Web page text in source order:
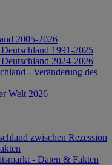
2005-2026
1991-2025
2024-2026
- Veränderung des
Welt 2026
zwischen Rezession
- Daten & Fakten